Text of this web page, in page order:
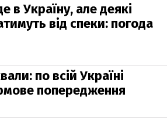
в Україну, але деякі
від спеки: погода
по всій Україні
попередження